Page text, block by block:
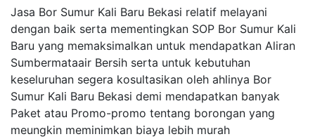
Jasa Bor Sumur Kali Baru Bekasi relatif melayani
dengan baik serta mementingkan SOP Bor Sumur Kali
Baru yang memaksimalkan untuk mendapatkan Aliran
Sumbermataair Bersih serta untuk kebutuhan
keseluruhan segera kosultasikan oleh ahlinya Bor
Sumur Kali Baru Bekasi demi mendapatkan banyak
Paket atau Promo-promo tentang borongan yang
meungkin meminimkan biaya lebih murah